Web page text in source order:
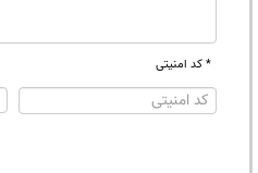
* کد امنیتی